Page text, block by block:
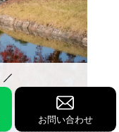
お問い合わせ